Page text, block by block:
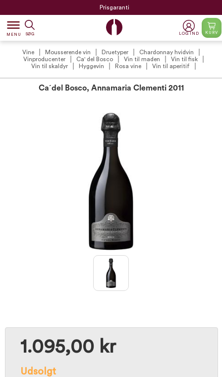
Prisgaranti
dehaze
MENU SØG LOG IND KURV
Vine Mousserende vin Druetyper
Chardonnay hvidvin
Vinproducenter
Ca' del Bosco Vin til maden
Vin til fisk
Vin til skaldyr
Hyggevin Rosa vine Vin til aperitif
Ca´del Bosco, Annamaria Clementi 2011
1.095,00 kr
Udsolgt